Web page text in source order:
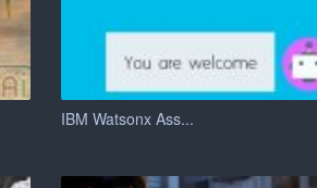
IBM Watsonx Ass...